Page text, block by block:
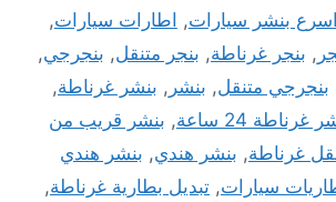
اسرع بنشر سيارات, اطارات سيارات,
, بنجر غرناطة, بنجر متنقل, بنجرجي,
بنجرجي متنقل, بنشر , بنشر غرناطة,
غرناطة 24 ساعة , بنشر قريب من
غرناطة, بنشر هندي, بنشر هندي
سيارات, تبديل بطارية غرناطة,